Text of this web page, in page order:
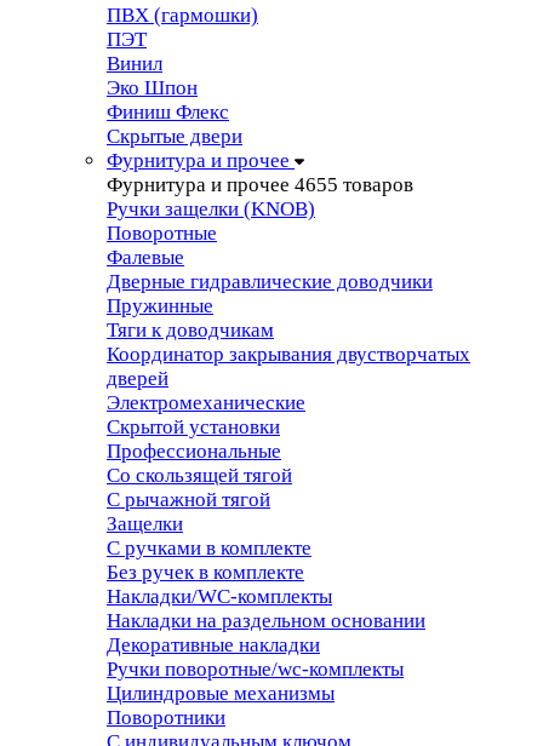
ПВХ (гармошки)
ПЭТ
Винил
Эко Шпон
Финиш Флекс
Скрытые двери
Фурнитура и прочее
Фурнитура и прочее 4655 товаров
Ручки защелки (KNOB)
Поворотные
Фалевые
Дверные гидравлические доводчики
Пружинные
Тяги к доводчикам
Координатор закрывания двустворчатых
дверей
Электромеханические
Скрытой установки
Профессиональные
Со скользящей тягой
С рычажной тягой
Защелки
С ручками в комплекте
Без ручек в комплекте
Накладки/WC-комплекты
Накладки на раздельном основании
Декоративные накладки
Ручки поворотные/wc-комплекты
Цилиндровые механизмы
Поворотники